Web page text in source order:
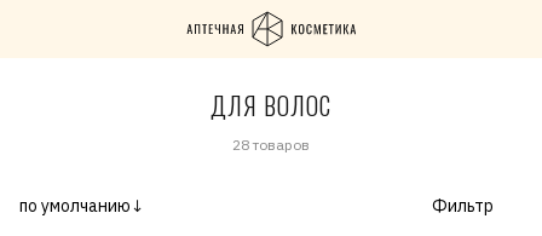
ДЛЯ ВОЛОС
28 товаров
по умолчанию↓ Фильтр